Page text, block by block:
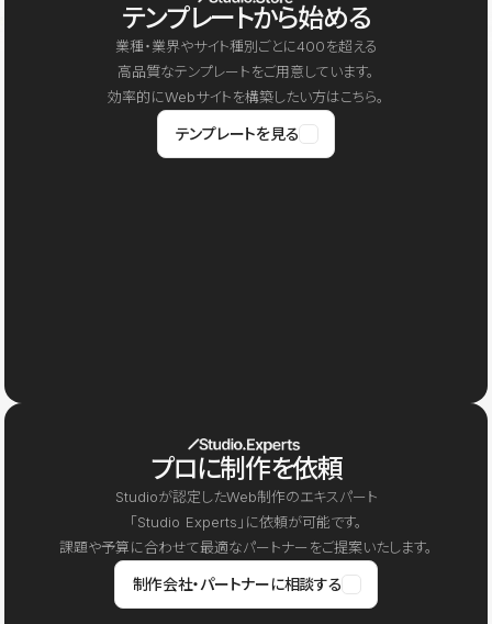
テンプレートから始める
業種・業界やサイト種別ごとに400を超える
高品質なテンプレートをご用意しています。
効率的にWebサイトを構築したい方はこちら。
テンプレートを見る
プロに制作を依頼
Studioが認定したWeb制作のエキスパート
「Studio Experts」に依頼が可能です。
課題や予算に合わせて最適なパートナーをご提案いたします。
制作会社・パートナーに相談する